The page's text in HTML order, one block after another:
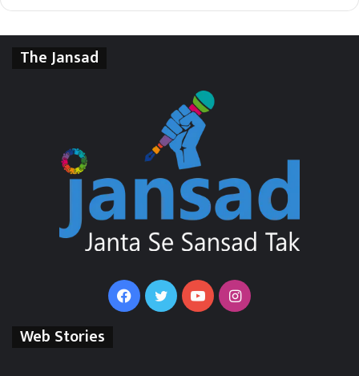
The Jansad
FacebookTwitterYouTubeInstagram
Web Stories